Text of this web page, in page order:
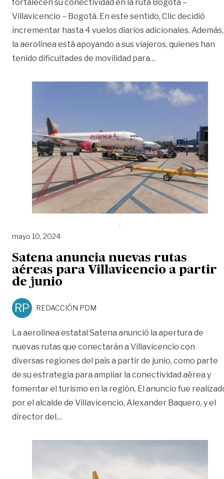
fortalecen su conectividad en la ruta Bogotá –
Villavicencio – Bogotá. En este sentido, Clic decidió
incrementar hasta 4 vuelos diarios adicionales. Además,
la aerolínea está apoyando a sus viajeros, quienes han
tenido dificultades de movilidad para…
mayo 10, 2024
Satena anuncia nuevas rutas
aéreas para Villavicencio a partir
de junio
RP REDACCIÓN PDM
La aerolínea estatal Satena anunció la apertura de
nuevas rutas que conectarán a Villavicencio con
diversas regiones del país a partir de junio, como parte
de su estrategia para ampliar la conectividad aérea y
fomentar el turismo en la región. El anuncio fue
por el alcalde de Villavicencio, Alexander Baquero, y el
director del …